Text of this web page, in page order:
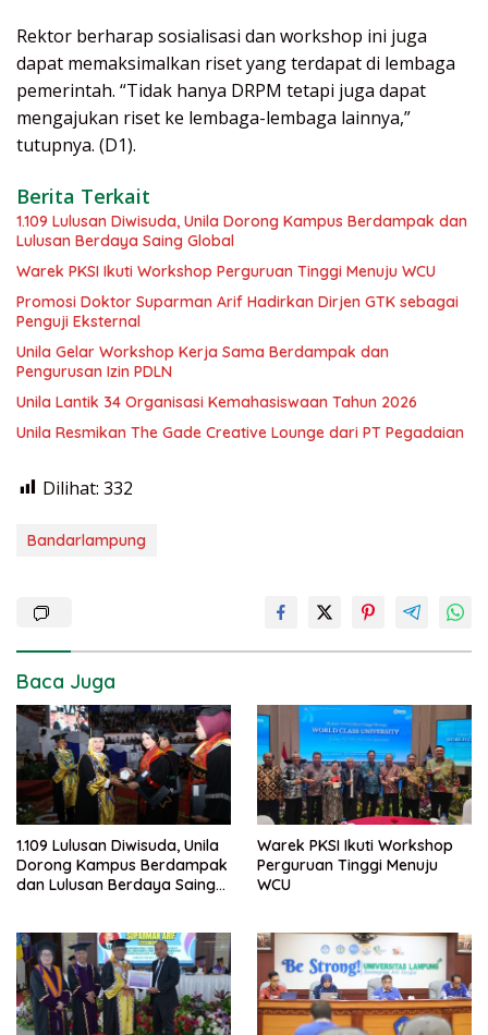
Rektor berharap sosialisasi dan workshop ini juga
dapat memaksimalkan riset yang terdapat di lembaga
pemerintah. “Tidak hanya DRPM tetapi juga dapat
mengajukan riset ke lembaga-lembaga lainnya,”
tutupnya. (D1).
Berita Terkait
1.109 Lulusan Diwisuda, Unila Dorong Kampus Berdampak dan
Lulusan Berdaya Saing Global
Warek PKSI Ikuti Workshop Perguruan Tinggi Menuju WCU
Promosi Doktor Suparman Arif Hadirkan Dirjen GTK sebagai
Penguji Eksternal
Unila Gelar Workshop Kerja Sama Berdampak dan
Pengurusan Izin PDLN
Unila Lantik 34 Organisasi Kemahasiswaan Tahun 2026
Unila Resmikan The Gade Creative Lounge dari PT Pegadaian
Dilihat: 332
Bandarlampung
Baca Juga
1.109 Lulusan Diwisuda, Unila
Dorong Kampus Berdampak
dan Lulusan Berdaya Saing
Warek PKSI Ikuti Workshop
Perguruan Tinggi Menuju
WCU